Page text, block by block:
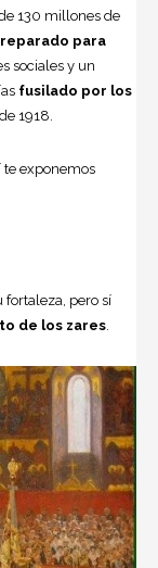
130 millones de
para
sociales y un
fusilado por los
1918.
te exponemos
fortaleza, pero sí
de los zares